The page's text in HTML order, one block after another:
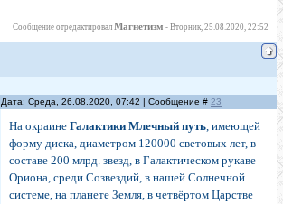
Сообщение отредактировал Магнетизм - Вторник, 25.08.2020, 22:52
Дата: Среда, 26.08.2020, 07:42 | Сообщение # 23
На окраине Галактики Млечный путь, имеющей
форму диска, диаметром 120000 световых лет, в
составе 200 млрд. звезд, в Галактическом рукаве
Ориона, среди Созвездий, в нашей Солнечной
системе, на планете Земля, в четвёртом Царстве